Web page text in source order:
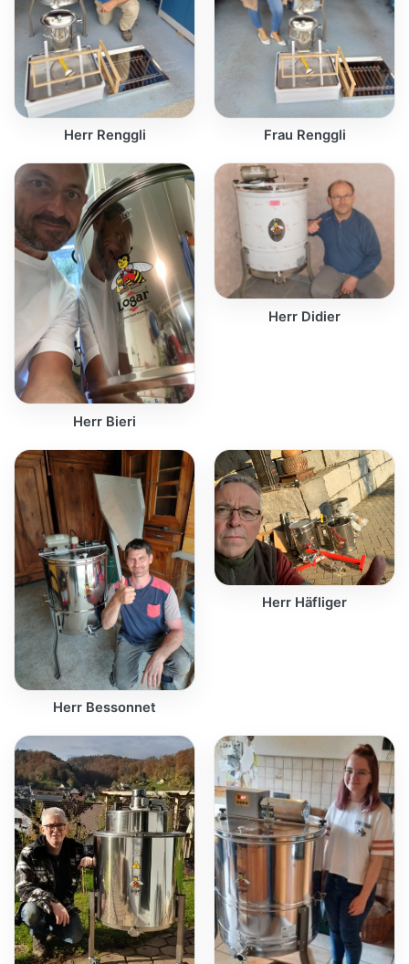
Herr Renggli Frau Renggli
Herr Bieri
Herr Didier
Herr Bessonnet
Herr Häfliger